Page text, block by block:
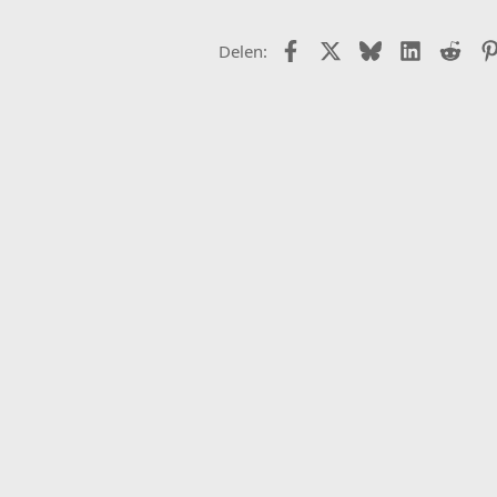
Delen: FacebookX (Twitter)
BlueskyLinkedIn